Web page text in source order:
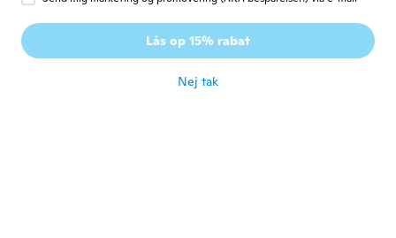
Tibor
Tilmeldt 2021 349 anmeldelser
Lås op 15% rabat
Nej tak